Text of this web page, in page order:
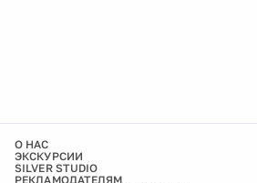
О НАС
ЭКСКУРСИИ
SILVER STUDIO
РЕКЛАМОДАТЕЛЯМ